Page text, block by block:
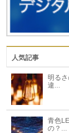
人気記事
明る
違...
青色
の？...